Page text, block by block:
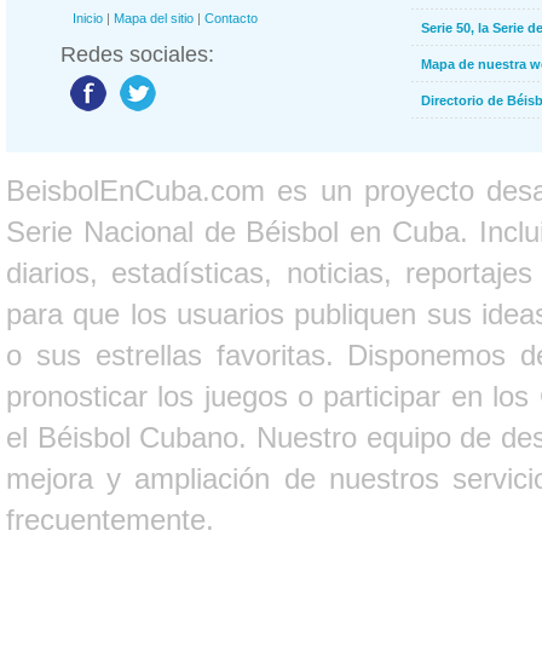
Inicio | Mapa del sitio | Contacto
Redes sociales:
Serie 50, la Serie
Mapa de nuestra
Directorio de
BeisbolEnCuba.com es un proyecto
Serie Nacional de Béisbol en Cuba.
diarios, estadísticas, noticias,
para que los usuarios publiquen sus
o sus estrellas favoritas. Disponemos
pronosticar los juegos o participar en
el Béisbol Cubano. Nuestro equipo de
mejora y ampliación de nuestros
frecuentemente.